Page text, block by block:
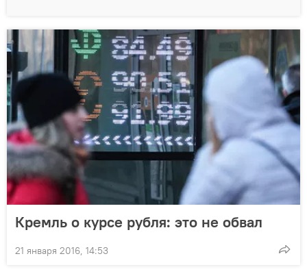
Кремль о курсе рубля: это не обвал
21 января 2016, 14:53